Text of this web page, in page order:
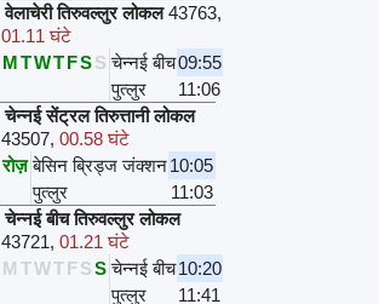
वेलाचेरी तिरुवल्लुर लोकल 43763,
01.11 घंटे
MTWTFSS चेन्नई बीच09:55
पुत्लुर
11:06
चेन्नई सेंट्रल तिरुत्तानी लोकल
43507, 00.58 घंटे
रोज़ बेसिन ब्रिड्ज जंक्शन10:05
पुत्लुर
11:03
चेन्नई बीच तिरुवल्लुर लोकल
43721, 01.21 घंटे
M TWTFSS चेन्नई बीच10:20
पुत्लुर
11:41